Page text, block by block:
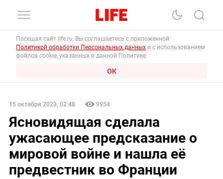
Посещая сайт life.ru, Вы соглашаетесь с приложенной
Политикой обработки Персональных данных и с использованием
файлов cookie, указанных в данной Политике.
ОК
15 октября 2023, 02:48 9954
Ясновидящая сделала
ужасающее предсказание о
мировой войне и нашла её
предвестник во Франции